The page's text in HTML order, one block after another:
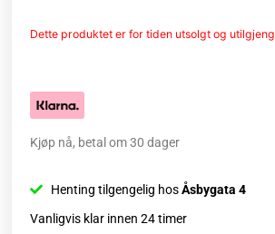
Dette produktet er for tiden utsolgt og
Kjøp nå, betal om 30 dager
Henting tilgengelig hosÅsbygata 4
Vanligvis klar innen 24 timer